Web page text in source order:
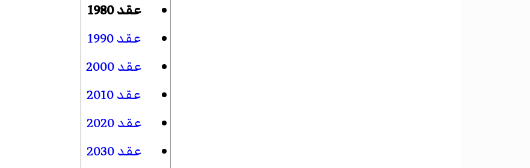
عقد 1980
عقد 1990
عقد 2000
عقد 2010
عقد 2020
عقد 2030